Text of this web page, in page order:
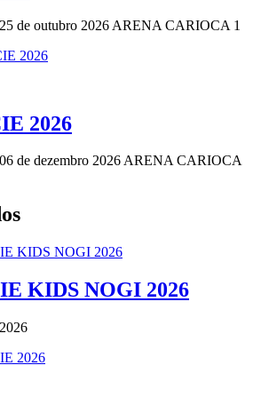
de outubro 2026 ARENA CARIOCA 1
2026
de dezembro 2026ARENA CARIOCA
KIDS NOGI 2026